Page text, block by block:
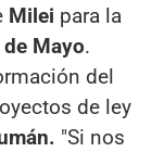
Milei para la
Mayo.
del
de ley
"Si nos